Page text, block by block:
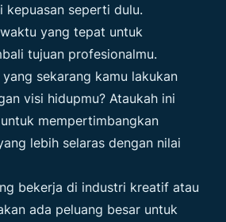
kepuasan seperti dulu.
yang tepat untuk
tujuan profesionalmu.
sekarang kamu lakukan
visi hidupmu? Ataukah ini
mempertimbangkan
lebih selaras dengan nilai
bekerja di industri kreatif atau
ada peluang besar untuk